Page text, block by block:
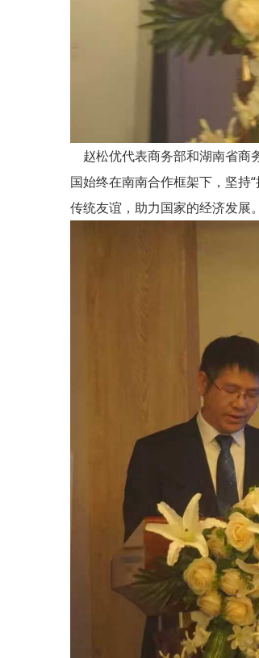
赵松优代表商务部和湖南省商
国始终在南南合作框架下，坚持
传统友谊，助力国家的经济发展。